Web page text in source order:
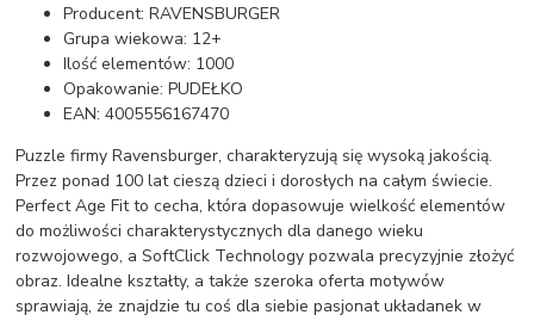
Producent: RAVENSBURGER
Grupa wiekowa: 12+
Ilość elementów: 1000
Opakowanie: PUDEŁKO
EAN: 4005556167470
Puzzle firmy Ravensburger, charakteryzują się wysoką jakością.
Przez ponad 100 lat cieszą dzieci i dorosłych na całym świecie.
Perfect Age Fit to cecha, która dopasowuje wielkość elementów
do możliwości charakterystycznych dla danego wieku
rozwojowego, a SoftClick Technology pozwala precyzyjnie złożyć
obraz. Idealne kształty, a także szeroka oferta motywów
sprawiają, że znajdzie tu coś dla siebie pasjonat układanek w